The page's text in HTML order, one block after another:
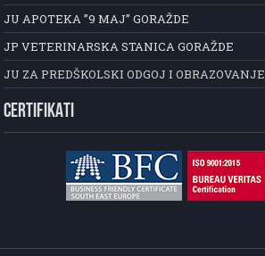
JU APOTEKA ”9 MAJ” GORAŽDE
JP VETERINARSKA STANICA GORAŽDE
JU ZA PREDŠKOLSKI ODGOJ I OBRAZOVANJE
CERTIFIKATI